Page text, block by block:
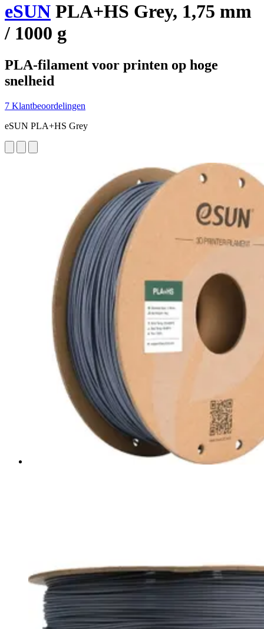
eSUN PLA+HS Grey, 1,75 mm
/ 1000 g
PLA-filament voor printen op hoge
snelheid
7 Klantbeoordelingen
eSUN PLA+HS Grey